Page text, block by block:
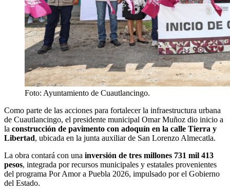
Foto: Ayuntamiento de Cuautlancingo.
Como parte de las acciones para fortalecer la infraestructura urbana
de Cuautlancingo, el presidente municipal Omar Muñoz dio inicio a
la construcción de pavimento con adoquín en la calle Tierra y
Libertad, ubicada en la junta auxiliar de San Lorenzo Almecatla.
La obra contará con una inversión de tres millones 731 mil 413
pesos, integrada por recursos municipales y estatales provenientes
del programa Por Amor a Puebla 2026, impulsado por el Gobierno
del Estado.